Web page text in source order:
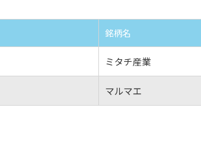
銘柄名
ミタチ産業
マルマエ